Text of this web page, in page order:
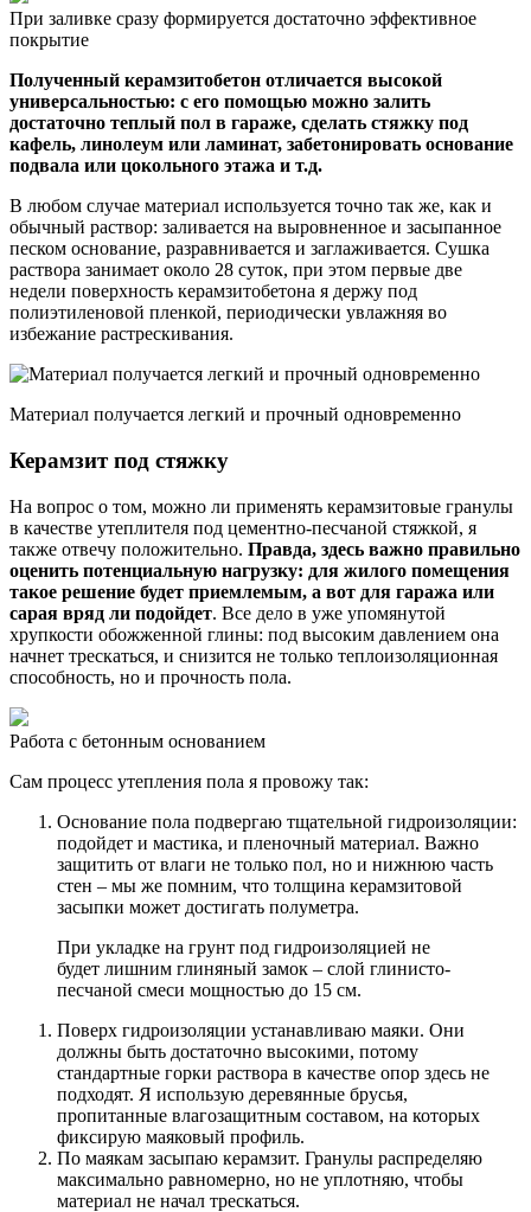
При заливке сразу формируется достаточно эффективное
покрытие
Полученный керамзитобетон отличается высокой
универсальностью: с его помощью можно залить
достаточно теплый пол в гараже, сделать стяжку под
кафель, линолеум или ламинат, забетонировать основание
подвала или цокольного этажа и т.д.
В любом случае материал используется точно так же, как и
обычный раствор: заливается на выровненное и засыпанное
песком основание, разравнивается и заглаживается. Сушка
раствора занимает около 28 суток, при этом первые две
недели поверхность керамзитобетона я держу под
полиэтиленовой пленкой, периодически увлажняя во
избежание растрескивания.
Материал получается легкий и прочный одновременно
Керамзит под стяжку
На вопрос о том, можно ли применять керамзитовые гранулы
в качестве утеплителя под цементно-песчаной стяжкой, я
также отвечу положительно. Правда, здесь важно правильно
оценить потенциальную нагрузку: для жилого помещения
такое решение будет приемлемым, а вот для гаража или
сарая вряд ли подойдет. Все дело в уже упомянутой
хрупкости обожженной глины: под высоким давлением она
начнет трескаться, и снизится не только теплоизоляционная
способность, но и прочность пола.
Работа с бетонным основанием
Сам процесс утепления пола я провожу так:
Основание пола подвергаю тщательной гидроизоляции:
подойдет и мастика, и пленочный материал. Важно
защитить от влаги не только пол, но и нижнюю часть
стен – мы же помним, что толщина керамзитовой
засыпки может достигать полуметра.
При укладке на грунт под гидроизоляцией не
будет лишним глиняный замок – слой глинисто-
песчаной смеси мощностью до 15 см.
Поверх гидроизоляции устанавливаю маяки. Они
должны быть достаточно высокими, потому
стандартные горки раствора в качестве опор здесь не
подходят. Я использую деревянные брусья,
пропитанные влагозащитным составом, на которых
фиксирую маяковый профиль.
По маякам засыпаю керамзит. Гранулы распределяю
максимально равномерно, но не уплотняю, чтобы
материал не начал трескаться.